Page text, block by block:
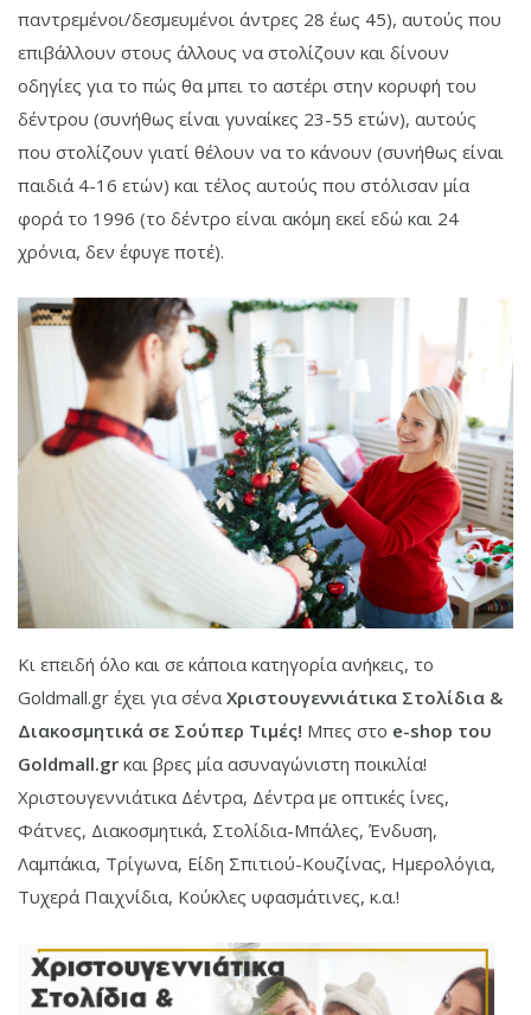
παντρεμένοι/δεσμευμένοι άντρες 28 έως 45), αυτούς που
επιβάλλουν στους άλλους να στολίζουν και δίνουν
οδηγίες για το πώς θα μπει το αστέρι στην κορυφή του
δέντρου (συνήθως είναι γυναίκες 23-55 ετών), αυτούς
που στολίζουν γιατί θέλουν να το κάνουν (συνήθως είναι
παιδιά 4-16 ετών) και τέλος αυτούς που στόλισαν μία
φορά το 1996 (το δέντρο είναι ακόμη εκεί εδώ και 24
χρόνια, δεν έφυγε ποτέ).
Κι επειδή όλο και σε κάποια κατηγορία ανήκεις, το
Goldmall.gr έχει για σένα Χριστουγεννιάτικα Στολίδια &
Διακοσμητικά σε Σούπερ Τιμές! Μπες στο e-shop του
Goldmall.gr και βρες μία ασυναγώνιστη ποικιλία!
Χριστουγεννιάτικα Δέντρα, Δέντρα με οπτικές ίνες,
Φάτνες, Διακοσμητικά, Στολίδια-Μπάλες, Ένδυση,
Λαμπάκια, Τρίγωνα, Είδη Σπιτιού-Κουζίνας, Ημερολόγια,
Τυχερά Παιχνίδια, Κούκλες υφασμάτινες, κ.α.!